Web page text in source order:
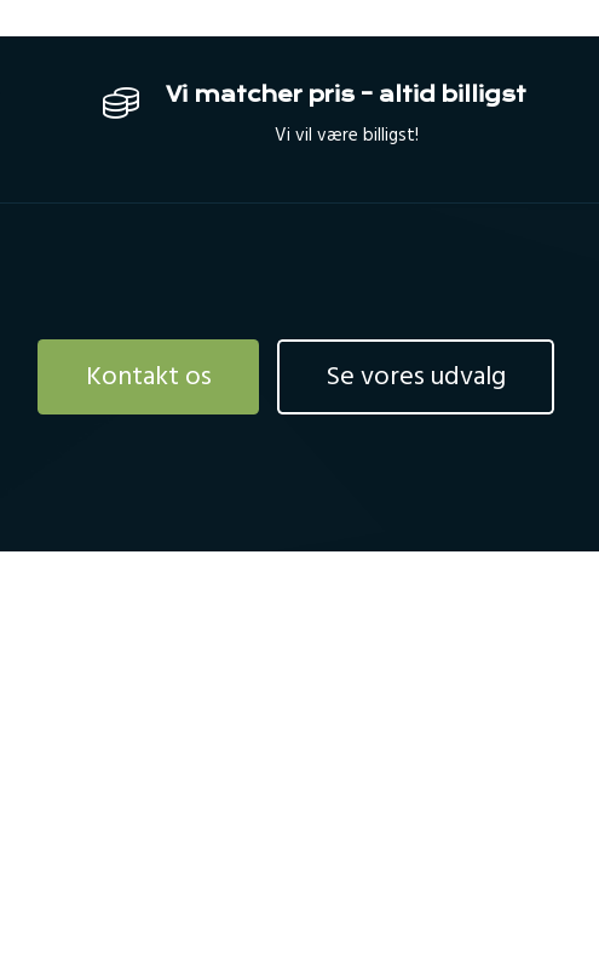
Vi matcher pris – altid billigst
Vi vil være billigst!
Kontakt os Se vores udvalg